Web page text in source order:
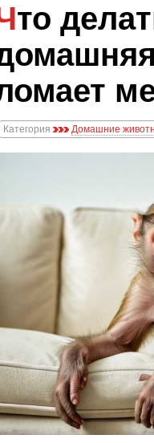
если
Категория Домашние